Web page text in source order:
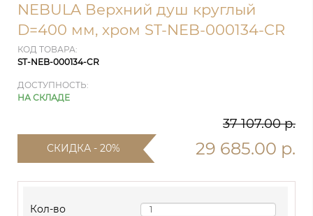
NEBULA Верхний душ круглый
D=400 мм, хром ST-NEB-000134-CR
КОД ТОВАРА:
ST-NEB-000134-CR
ДОСТУПНОСТЬ:
НА СКЛАДЕ
37 107.00 р.
СКИДКА - 20% 29 685.00 р.
Кол-во